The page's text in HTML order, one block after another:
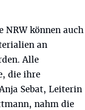
können auch
an
Alle
die ihre
Sebat, Leiterin
nahm die